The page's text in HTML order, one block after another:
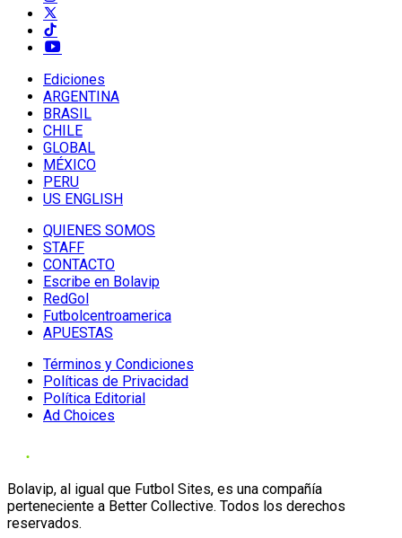
Ediciones
ARGENTINA
BRASIL
CHILE
GLOBAL
MÉXICO
PERU
US ENGLISH
QUIENES SOMOS
STAFF
CONTACTO
Escribe en Bolavip
RedGol
Futbolcentroamerica
APUESTAS
Términos y Condiciones
Políticas de Privacidad
Política Editorial
Ad Choices
Bolavip, al igual que Futbol Sites, es una compañía
perteneciente a Better Collective. Todos los derechos
reservados.